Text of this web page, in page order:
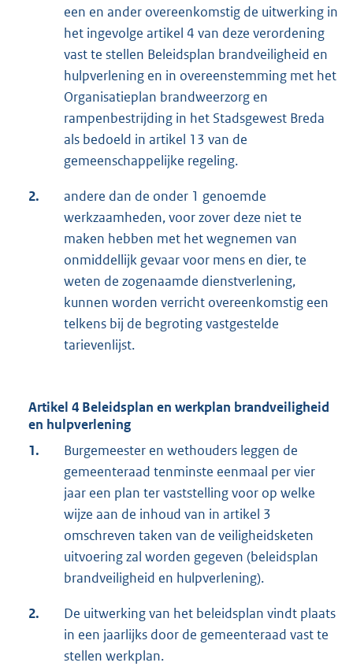
een en ander overeenkomstig de uitwerking in
het ingevolge artikel 4 van deze verordening
vast te stellen Beleidsplan brandveiligheid en
hulpverlening en in overeenstemming met het
Organisatieplan brandweerzorg en
rampenbestrijding in het Stadsgewest Breda
als bedoeld in artikel 13 van de
gemeenschappelijke regeling.
2.
andere dan de onder 1 genoemde
werkzaamheden, voor zover deze niet te
maken hebben met het wegnemen van
onmiddellijk gevaar voor mens en dier, te
weten de zogenaamde dienstverlening,
kunnen worden verricht overeenkomstig een
telkens bij de begroting vastgestelde
tarievenlijst.
Artikel 4 Beleidsplan en werkplan brandveiligheid
en hulpverlening
1.
Burgemeester en wethouders leggen de
gemeenteraad tenminste eenmaal per vier
jaar een plan ter vaststelling voor op welke
wijze aan de inhoud van in artikel 3
omschreven taken van de veiligheidsketen
uitvoering zal worden gegeven (beleidsplan
brandveiligheid en hulpverlening).
2.
De uitwerking van het beleidsplan vindt plaats
in een jaarlijks door de gemeenteraad vast te
stellen werkplan.